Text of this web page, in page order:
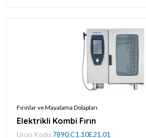
Fırınlar ve Mayalama Dolapları
Elektrikli Kombi Fırın
Ürün Kodu 7890.C1.10E21.01